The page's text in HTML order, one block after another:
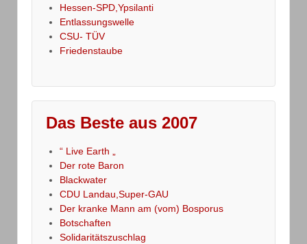
Hessen-SPD,Ypsilanti
Entlassungswelle
CSU- TÜV
Friedenstaube
Das Beste aus 2007
“ Live Earth „
Der rote Baron
Blackwater
CDU Landau,Super-GAU
Der kranke Mann am (vom) Bosporus
Botschaften
Solidaritätszuschlag